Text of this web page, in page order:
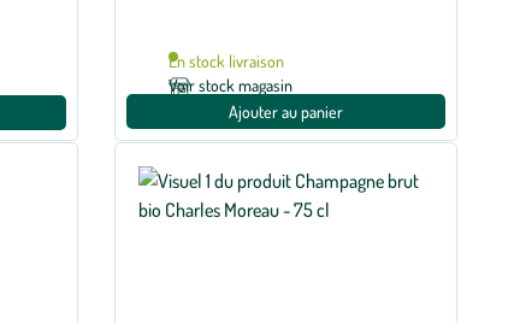
En stock livraison
Voir stock magasin
Ajouter au panier